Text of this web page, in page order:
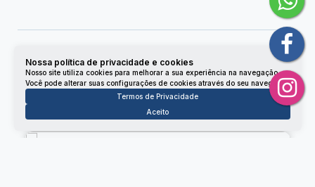
Nossa política de privacidade e cookies
Nosso site utiliza cookies para melhorar a sua experiência na navegação.
Você pode alterar suas configurações de cookies através do seu navegador.
Termos de Privacidade
Aceito
Não é o que você queria? Veja estes imóveis
relacionados!